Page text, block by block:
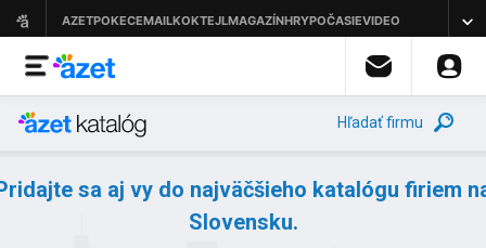
Hľadať firmu
sa aj vy do najväčšieho katalógu firiem
Slovensku.